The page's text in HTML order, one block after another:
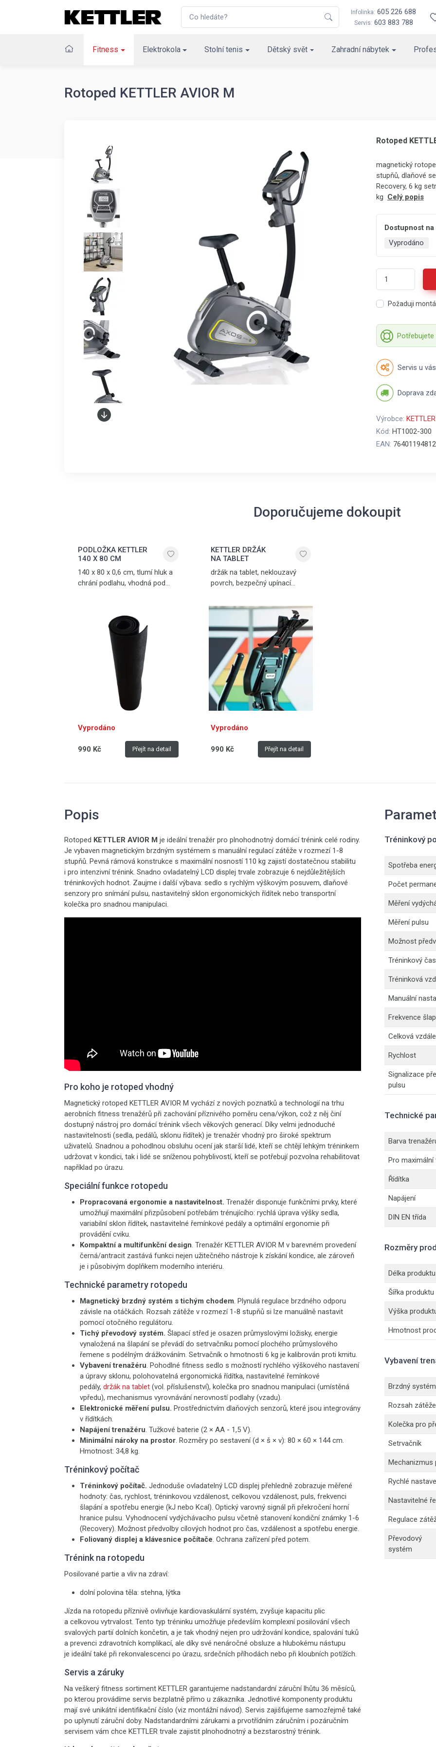
Infolinka: 605 226 688
Servis: 603 883 788
Fitness Elektrokola Stolní tenis Dětský svět Zahradní nábytek
Rotoped KETTLER AVIOR M
Rotoped
magnetický
stupňů, dlaňové
Recovery, 6 kg
kg Celý popis
Dostupnost
Vyprodáno
Požaduji
Servis u vás
Doprava
Výrobce: KETTLER
Kód: HT1002-300
EAN:
Doporučujeme dokoupit
PODLOŽKA KETTLER
140 X 80 CM
140 x 80 x 0,6 cm, tlumí hluk a
chrání podlahu, vhodná pod
Vyprodáno
990 Kč Přejít na detail
KETTLER DRŽÁK
NA TABLET
držák na tablet, neklouzavý
povrch, bezpečný upínací
Vyprodáno
990 Kč Přejít na detail
Popis
Rotoped KETTLER AVIOR M je ideální trenažér pro plnohodnotný domácí trénink celé rodiny.
Je vybaven magnetickým brzdným systémem s manuální regulací zátěže v rozmezí 1-8
stupňů. Pevná rámová konstrukce s maximální nosností 110 kg zajistí dostatečnou stabilitu
i pro intenzivní trénink. Snadno ovladatelný LCD displej trvale zobrazuje 6 nejdůležitějších
tréninkových hodnot. Zaujme i další výbava: sedlo s rychlým výškovým posuvem, dlaňové
senzory pro snímání pulsu, nastavitelný sklon ergonomických řídítek nebo transportní
kolečka pro snadnou manipulaci.
Pro koho je rotoped vhodný
Magnetický rotoped KETTLER AVIOR M vychází z nových poznatků a technologií na trhu
aerobních fitness trenažérů při zachování příznivého poměru cena/výkon, což z něj činí
dostupný nástroj pro domácí trénink všech věkových generací. Díky velmi jednoduché
nastavitelnosti (sedla, pedálů, sklonu řídítek) je trenažér vhodný pro široké spektrum
uživatelů. Snadnou a pohodlnou obsluhu ocení jak starší lidé, kteří se chtějí lehkým tréninkem
udržovat v kondici, tak i lidé se sníženou pohyblivostí, kteří se potřebují pozvolna rehabilitovat
například po úrazu.
Speciální funkce rotopedu
Propracovaná ergonomie a nastavitelnost. Trenažér disponuje funkčními prvky, které
umožňují maximální přizpůsobení potřebám trénujícího: rychlá úprava výšky sedla,
variabilní sklon řídítek, nastavitelné řemínkové pedály a optimální ergonomie při
provádění cviku.
Kompaktní a multifunkční design. Trenažér KETTLER AVIOR M v barevném provedení
černá/antracit zastává funkci nejen užitečného nástroje k získání kondice, ale zároveň
je i působivým doplňkem moderního interiéru.
Technické parametry rotopedu
Magnetický brzdný systém s tichým chodem. Plynulá regulace brzdného odporu
závisle na otáčkách. Rozsah zátěže v rozmezí 1-8 stupňů si lze manuálně nastavit
pomocí otočného regulátoru.
Tichý převodový systém. Šlapací střed je osazen průmyslovými ložisky, energie
vynaložená na šlapání se převádí do setrvačníku pomocí plochého průmyslového
řemene s podélným drážkováním. Setrvačník o hmotnosti 6 kg je kalibrován proti kmitu.
Vybavení trenažéru. Pohodlné fitness sedlo s možností rychlého výškového nastavení
a úpravy sklonu, polohovatelná ergonomická řídítka, nastavitelné řemínkové
pedály, držák na tablet (vol. příslušenství), kolečka pro snadnou manipulaci (umístěná
vpředu), mechanismus vyrovnávání nerovností podlahy (vzadu).
Elektronické měření pulsu. Prostřednictvím dlaňových senzorů, které jsou integrovány
v řídítkách.
Napájení trenažéru. Tužkové baterie (2 × AA - 1,5 V).
Minimální nároky na prostor. Rozměry po sestavení (d × š × v): 80 × 60 × 144 cm.
Hmotnost: 34,8 kg.
Tréninkový počítač
Tréninkový počítač. Jednoduše ovladatelný LCD displej přehledně zobrazuje měřené
hodnoty: čas, rychlost, tréninkovou vzdálenost, celkovou vzdálenost, puls, frekvenci
šlapání a spotřebu energie (kJ nebo Kcal). Optický varovný signál při překročení horní
hranice pulsu. Vyhodnocení vydýchávacího pulsu včetně stanovení kondiční známky 1-6
(Recovery). Možnost předvolby cílových hodnot pro čas, vzdálenost a spotřebu energie.
Foliovaný displej a klávesnice počítače. Ochrana zařízení před potem.
Trénink na rotopedu
Posilované partie a vliv na zdraví:
dolní polovina těla: stehna, lýtka
Jízda na rotopedu příznivě ovlivňuje kardiovaskulární systém, zvyšuje kapacitu plic
a celkovou vytrvalost. Tento typ tréninku umožňuje především komplexní posilování všech
svalových partií dolních končetin, a je tak vhodný nejen pro udržování kondice, spalování tuků
a prevenci zdravotních komplikací, ale díky své nenáročné obsluze a hlubokému nástupu
je ideální také při rekonvalescenci po úrazu, srdečních příhodách nebo při kloubních potížích.
Servis a záruky
Na veškerý fitness sortiment KETTLER garantujeme nadstandardní záruční lhůtu 36 měsíců,
po kterou provádíme servis bezplatně přímo u zákazníka. Jednotlivé komponenty produktu
mají své unikátní identifikační číslo (viz montážní návod). Servis zajišťujeme samozřejmě také
po uplynutí záruční doby. Nadstandardními zárukami a prvotřídním záručním i pozáručním
servisem vám chce KETTLER trvale zajistit plnohodnotný a bezstarostný trénink.
Tréninkový
Spotřeba
Počet
Měření
Měření pulsu
Možnost
Tréninkový čas
Tréninková
Manuální
Frekvence
Celková
Rychlost
Signalizace
pulsu
Technické
Barva
Pro
Řídítka
Napájení
DIN EN třída
Rozměry
Délka produktu
Šířka produktu
Výška
Hmotnost
Vybavení
Brzdný systém
Rozsah zátěže
Kolečka pro
Setrvačník
Mechanizmus
Rychlé
Nastavitelné
Regulace
Převodový
systém